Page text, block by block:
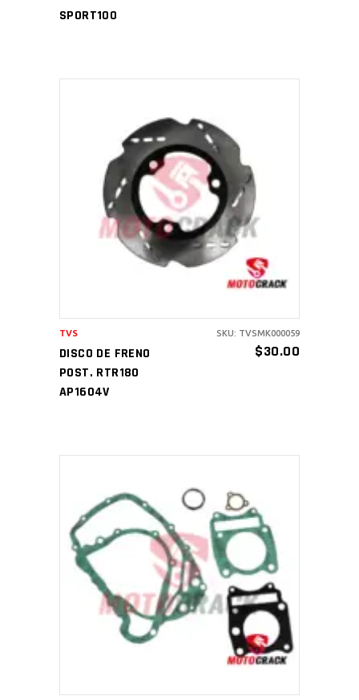
SPORT100
AÑADIR AL CARRITO
DISCO DE FRENO
POST. RTR180
AP1604V
$30.00
TVS SKU: TVSMK000059
AÑADIR AL CARRITO